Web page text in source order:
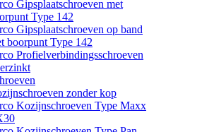
Gipsplaatschroeven met
Type 142
Gipsplaatschroeven op band
boorpunt Type 142
Profielverbindingsschroeven
zonder kop
Kozijnschroeven Type Maxx